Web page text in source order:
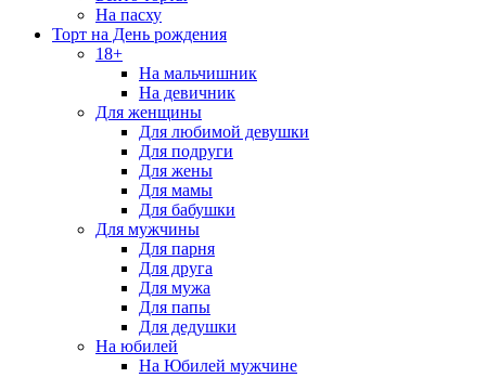
На пасху
Торт на День рождения
18+
На мальчишник
На девичник
Для женщины
Для любимой девушки
Для подруги
Для жены
Для мамы
Для бабушки
Для мужчины
Для парня
Для друга
Для мужа
Для папы
Для дедушки
На юбилей
На Юбилей мужчине